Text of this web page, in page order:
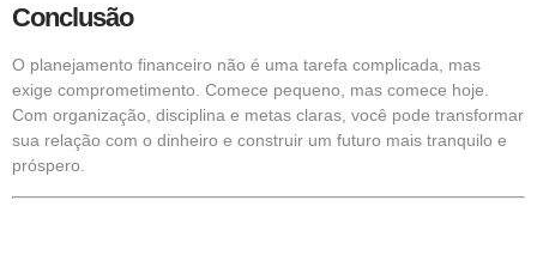
Conclusão
O planejamento financeiro não é uma tarefa complicada, mas
exige comprometimento. Comece pequeno, mas comece hoje.
Com organização, disciplina e metas claras, você pode transformar
sua relação com o dinheiro e construir um futuro mais tranquilo e
próspero.